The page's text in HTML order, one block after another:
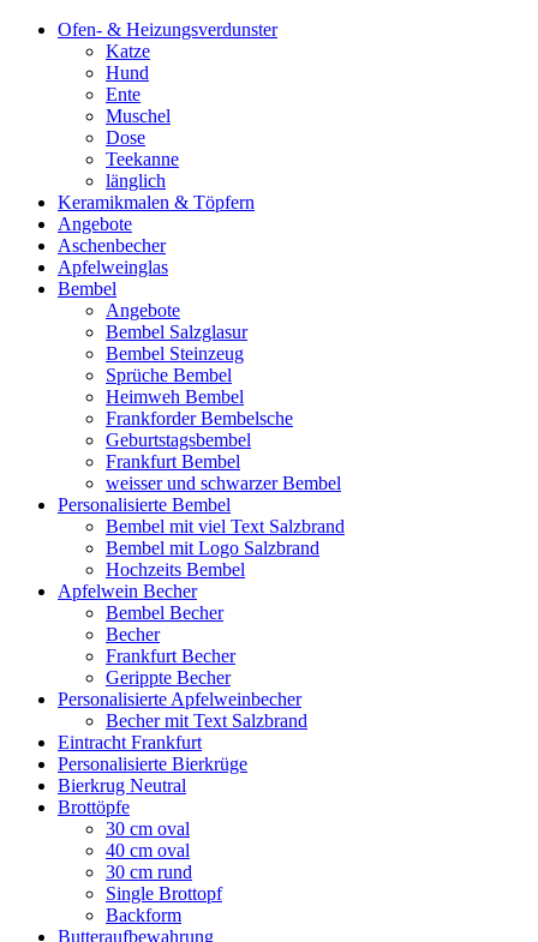
Ofen- & Heizungsverdunster
Katze
Hund
Ente
Muschel
Dose
Teekanne
länglich
Keramikmalen & Töpfern
Angebote
Aschenbecher
Apfelweinglas
Bembel
Angebote
Bembel Salzglasur
Bembel Steinzeug
Sprüche Bembel
Heimweh Bembel
Frankforder Bembelsche
Geburtstagsbembel
Frankfurt Bembel
weisser und schwarzer Bembel
Personalisierte Bembel
Bembel mit viel Text Salzbrand
Bembel mit Logo Salzbrand
Hochzeits Bembel
Apfelwein Becher
Bembel Becher
Becher
Frankfurt Becher
Gerippte Becher
Personalisierte Apfelweinbecher
Becher mit Text Salzbrand
Eintracht Frankfurt
Personalisierte Bierkrüge
Bierkrug Neutral
Brottöpfe
30 cm oval
40 cm oval
30 cm rund
Single Brottopf
Backform
Butteraufbewahrung